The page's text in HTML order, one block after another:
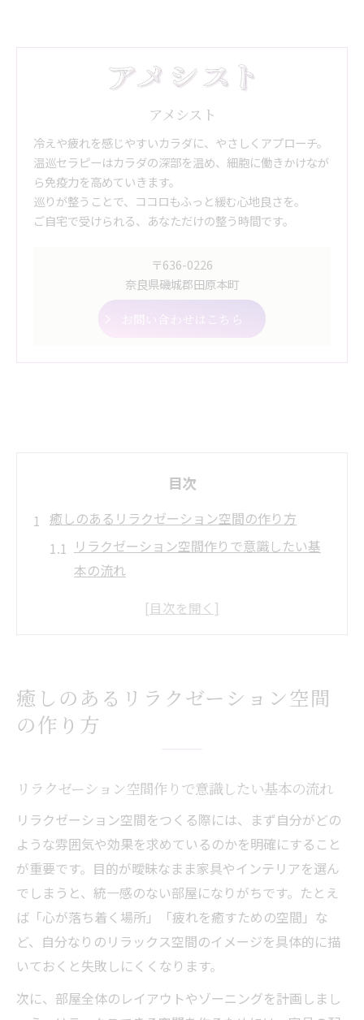
アメシスト
冷えや疲れを感じやすいカラダに、やさしくアプローチ。
温巡セラピーはカラダの深部を温め、細胞に働きかけなが
ら免疫力を高めていきます。
巡りが整うことで、ココロもふっと緩む心地良さを。
ご自宅で受けられる、あなただけの整う時間です。
〒636-0226
奈良県磯城郡田原本町
お問い合わせはこちら
目次
癒しのあるリラクゼーション空間の作り方
リラクゼーション空間作りで意識したい基
本の流れ
リラックスできる部屋の条件とリラクゼー
ション実現法
家具と色選びで差が出るリラクゼーション
部屋のコツ
リラクゼーションインテリア選びのポイン
リラクゼーションを高める色選びと配色テ
クニック
癒しを感じるためのリラクゼーション空間
の色使い
心が落ち着く部屋作りに役立つカラーコー
デ術
リラクゼーション空間に最適な配色バラン
スとは
癒しのあるリラクゼーション空間
の作り方
リラクゼーション空間作りで意識したい基本の流れ
リラクゼーション空間をつくる際には、まず自分がどの
ような雰囲気や効果を求めているのかを明確にすること
が重要です。目的が曖昧なまま家具やインテリアを選ん
でしまうと、統一感のない部屋になりがちです。たとえ
ば「心が落ち着く場所」「疲れを癒すための空間」な
ど、自分なりのリラックス空間のイメージを具体的に描
いておくと失敗しにくくなります。
次に、部屋全体のレイアウトやゾーニングを計画しまし